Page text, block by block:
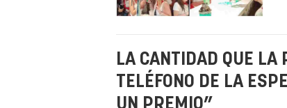
LA CANTIDAD QUE LA
TELÉFONO DE LA
UN PREMIO”